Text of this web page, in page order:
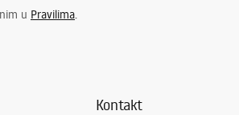
u Pravilima.
Kontakt